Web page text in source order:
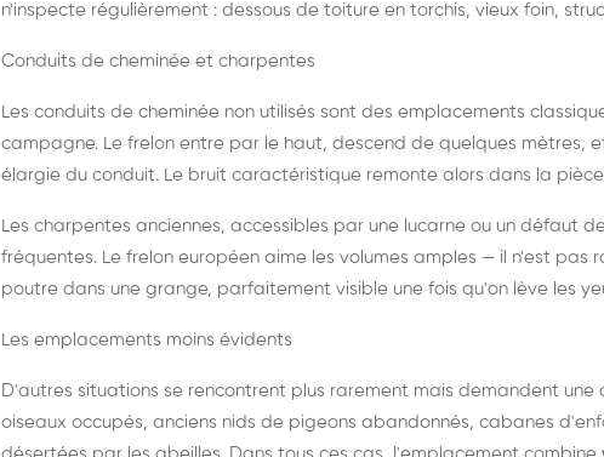
n'inspecte régulièrement : dessous de toiture en torchis, vieux foin,
Conduits de cheminée et charpentes
Les conduits de cheminée non utilisés sont des emplacements
campagne. Le frelon entre par le haut, descend de quelques mètres,
élargie du conduit. Le bruit caractéristique remonte alors dans la
Les charpentes anciennes, accessibles par une lucarne ou un défaut
fréquentes. Le frelon européen aime les volumes amples — il n'est pas
poutre dans une grange, parfaitement visible une fois qu'on lève les
Les emplacements moins évidents
D'autres situations se rencontrent plus rarement mais demandent une
oiseaux occupés, anciens nids de pigeons abandonnés, cabanes